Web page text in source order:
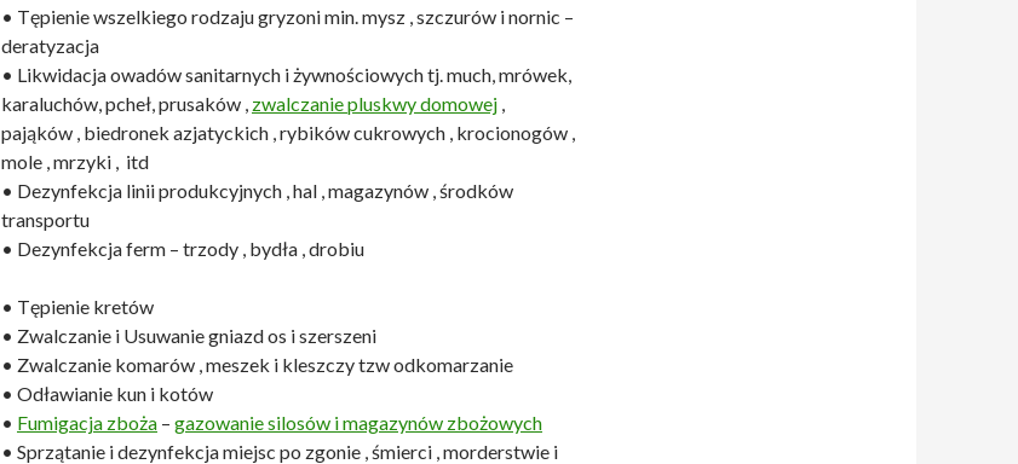
• Tępienie wszelkiego rodzaju gryzoni min. mysz , szczurów i nornic –
deratyzacja
• Likwidacja owadów sanitarnych i żywnościowych tj. much, mrówek,
karaluchów, pcheł, prusaków , zwalczanie pluskwy domowej ,
pająków , biedronek azjatyckich , rybików cukrowych , krocionogów ,
mole , mrzyki , itd
• Dezynfekcja linii produkcyjnych , hal , magazynów , środków
transportu
• Dezynfekcja ferm – trzody , bydła , drobiu
• Tępienie kretów
• Zwalczanie i Usuwanie gniazd os i szerszeni
• Zwalczanie komarów , meszek i kleszczy tzw odkomarzanie
• Odławianie kun i kotów
• Fumigacja zboża – gazowanie silosów i magazynów zbożowych
• Sprzątanie i dezynfekcja miejsc po zgonie , śmierci , morderstwie i